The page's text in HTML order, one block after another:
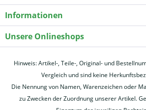
Informationen
Unsere Onlineshops
Hinweis: Artikel-, Teile-, Original- und
Vergleich und sind keine
Die Nennung von Namen, Warenzeichen oder
zu Zwecken der Zuordnung unserer Artikel.